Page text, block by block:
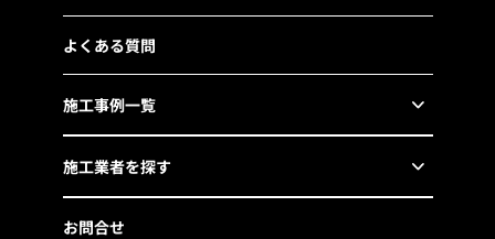
よくある質問
施工事例一覧
施工業者を探す
お問合せ